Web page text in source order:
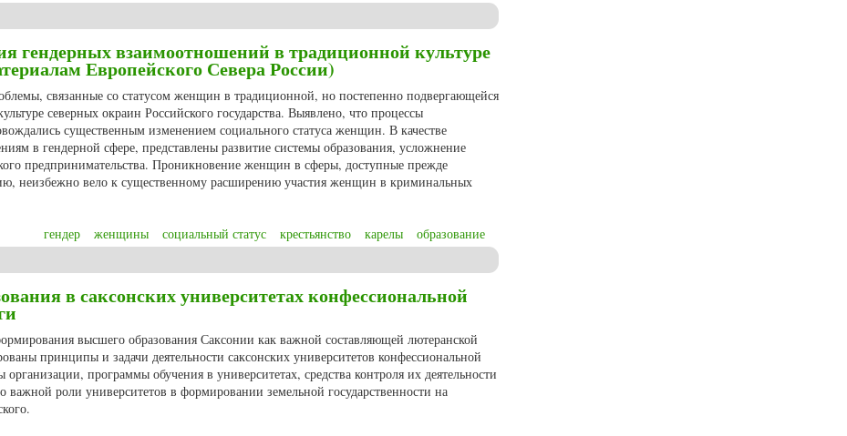
взаимоотношений в традиционной культуре
Европейского Севера России)
связанные со статусом женщин в традиционной, но постепенно подвергающейся
северных окраин Российского государства. Выявлено, что процессы
существенным изменением социального статуса женщин. В качестве
в гендерной сфере, представлены развитие системы образования, усложнение
предпринимательства. Проникновение женщин в сферы, доступные прежде
неизбежно вело к существенному расширению участия женщин в криминальных
гендер женщины социальный статус крестьянство карелы образование
в саксонских университетах конфессиональной
высшего образования Саксонии как важной составляющей лютеранской
принципы и задачи деятельности саксонских университетов конфессиональной
программы обучения в университетах, средства контроля их деятельности
важной роли университетов в формировании земельной государственности на